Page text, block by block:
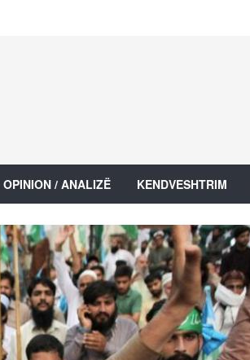
OPINION / ANALIZË KENDVESHTRIM